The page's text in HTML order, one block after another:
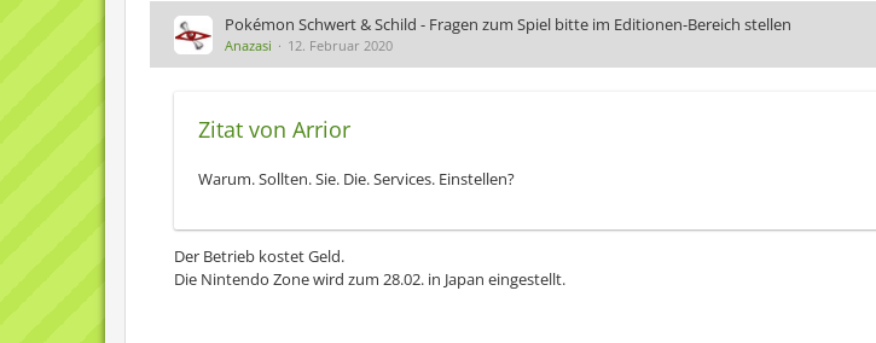
Pokémon Schwert & Schild - Fragen zum Spiel bitte im Editionen-Bereich stellen
Anazasi 12. Februar 2020
Zitat von Arrior
Warum. Sollten. Sie. Die. Services. Einstellen?
Der Betrieb kostet Geld.
Die Nintendo Zone wird zum 28.02. in Japan eingestellt.